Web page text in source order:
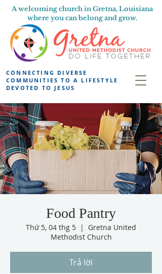
A welcoming church in Gretna, Louisiana
where you can belong and grow.
CONNECTING DIVERSE
COMMUNITIES TO A LIFESTYLE
DEVOTED TO JESUS
Food Pantry
Thứ 5, 04 thg 5
  |
Gretna United
Methodist Church
Trả lời